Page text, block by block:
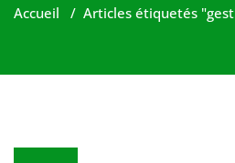
Accueil / Articles étiquetés